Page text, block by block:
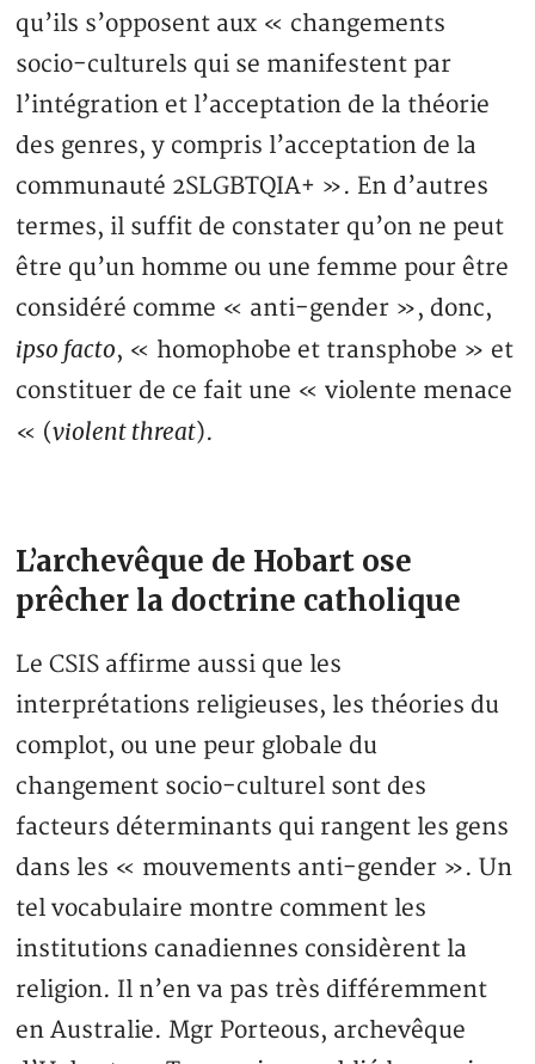
qu’ils s’opposent aux « changements
socio-culturels qui se manifestent par
l’intégration et l’acceptation de la théorie
des genres, y compris l’acceptation de la
communauté 2SLGBTQIA+ ». En d’autres
termes, il suffit de constater qu’on ne peut
être qu’un homme ou une femme pour être
considéré comme « anti-gender », donc,
ipso facto, « homophobe et transphobe » et
constituer de ce fait une « violente menace
« (violent threat).
L’archevêque de Hobart ose
prêcher la doctrine catholique
Le CSIS affirme aussi que les
interprétations religieuses, les théories du
complot, ou une peur globale du
changement socio-culturel sont des
facteurs déterminants qui rangent les gens
dans les « mouvements anti-gender ». Un
tel vocabulaire montre comment les
institutions canadiennes considèrent la
religion. Il n’en va pas très différemment
en Australie. Mgr Porteous, archevêque